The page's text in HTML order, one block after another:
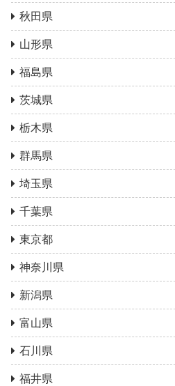
秋田県
山形県
福島県
茨城県
栃木県
群馬県
埼玉県
千葉県
東京都
神奈川県
新潟県
富山県
石川県
福井県